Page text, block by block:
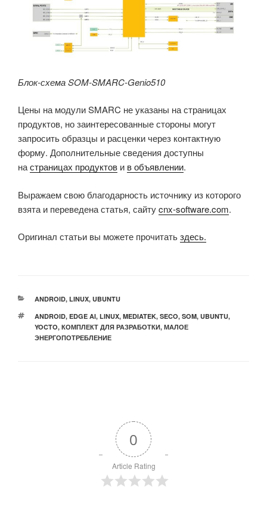
Блок-схема SOM-SMARC-Genio510
Цены на модули SMARC не указаны на страницах
продуктов, но заинтересованные стороны могут
запросить образцы и расценки через контактную
форму. Дополнительные сведения доступны
настраницах продуктов и в объявлении.
Выражаем свою благодарность источнику из которого
взята и переведена статья, сайтуcnx-software.com.
Оригинал статьи вы можете прочитатьздесь.
РУБРИКИ
ANDROID, LINUX, UBUNTU
МЕТКИ
ANDROID, EDGE AI, LINUX, MEDIATEK, SECO, SOM, UBUNTU,
YOCTO, КОМПЛЕКТ ДЛЯ РАЗРАБОТКИ, МАЛОЕ
ЭНЕРГОПОТРЕБЛЕНИЕ
0
Article Rating